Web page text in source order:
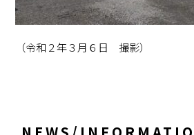
（令和２年３月６日 撮影）